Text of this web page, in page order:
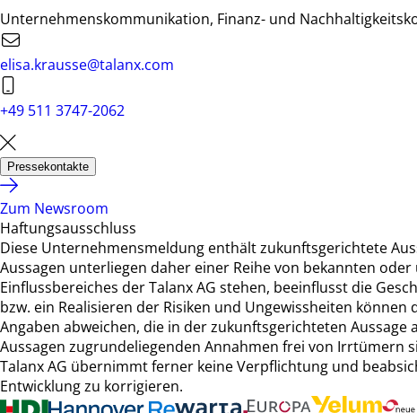
Unternehmenskommunikation, Finanz- und
elisa.krausse@talanx.com
+49 511 3747-2062
Pressekontakte
Zum Newsroom
Haftungsausschluss
Diese Unternehmensmeldung enthält zukunftsgerichtete
Aussagen unterliegen daher einer Reihe von bekannten
Einflussbereiches der Talanx AG stehen, beeinflusst die
bzw. ein Realisieren der Risiken und Ungewissheiten
Angaben abweichen, die in der zukunftsgerichteten
Aussagen zugrundeliegenden Annahmen frei von Irrtümern
Talanx AG übernimmt ferner keine Verpflichtung und
Entwicklung zu korrigieren.